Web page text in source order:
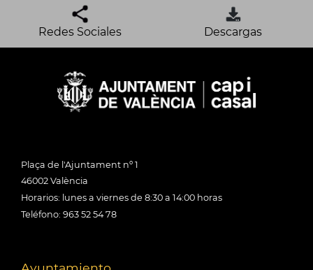
Redes Sociales Descargas
Plaça de l'Ajuntament nº 1
46002 València
Horarios: lunes a viernes de 8:30 a 14:00 horas
Teléfono: 963 52 54 78